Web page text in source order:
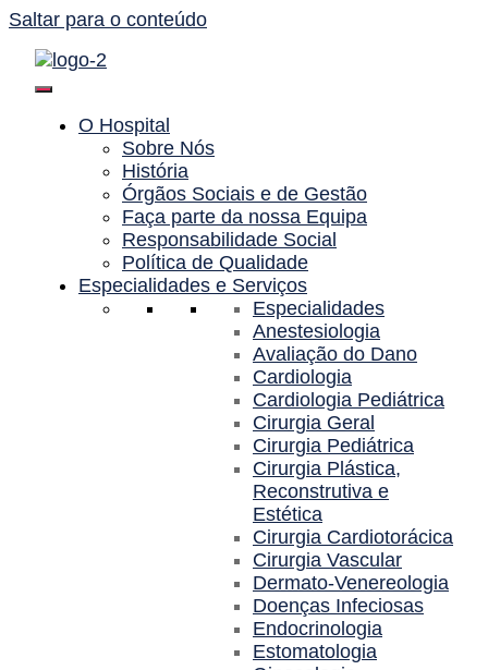
Saltar para o conteúdo
O Hospital
Sobre Nós
História
Órgãos Sociais e de Gestão
Faça parte da nossa Equipa
Responsabilidade Social
Política de Qualidade
Especialidades e Serviços
Especialidades
Anestesiologia
Avaliação do Dano
Cardiologia
Cardiologia Pediátrica
Cirurgia Geral
Cirurgia Pediátrica
Cirurgia Plástica,
Reconstrutiva e
Estética
Cirurgia Cardiotorácica
Cirurgia Vascular
Dermato-Venereologia
Doenças Infeciosas
Endocrinologia
Estomatologia